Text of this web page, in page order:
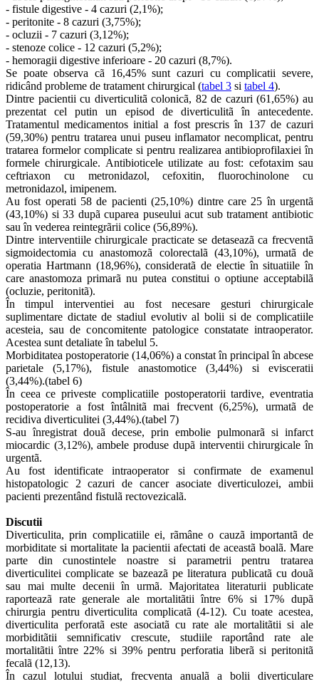
- fistule digestive - 4 cazuri (2,1%);
- peritonite - 8 cazuri (3,75%);
- ocluzii - 7 cazuri (3,12%);
- stenoze colice - 12 cazuri (5,2%);
- hemoragii digestive inferioare - 20 cazuri (8,7%).
Se poate observa cã 16,45% sunt cazuri cu complicatii severe,
ridicând probleme de tratament chirurgical (tabel 3 si tabel 4).
Dintre pacientii cu diverticulitã colonicã, 82 de cazuri (61,65%) au
prezentat cel putin un episod de diverticulitã în antecedente.
Tratamentul medicamentos initial a fost prescris în 137 de cazuri
(59,30%) pentru tratarea unui puseu inflamator necomplicat, pentru
tratarea formelor complicate si pentru realizarea antibioprofilaxiei în
formele chirurgicale. Antibioticele utilizate au fost: cefotaxim sau
ceftriaxon cu metronidazol, cefoxitin, fluorochinolone cu
metronidazol, imipenem.
Au fost operati 58 de pacienti (25,10%) dintre care 25 în urgentã
(43,10%) si 33 dupã cuparea puseului acut sub tratament antibiotic
sau în vederea reintegrãrii colice (56,89%).
Dintre interventiile chirurgicale practicate se detaseazã ca frecventã
sigmoidectomia cu anastomozã colorectalã (43,10%), urmatã de
operatia Hartmann (18,96%), consideratã de electie în situatiile în
care anastomoza primarã nu putea constitui o optiune acceptabilã
(ocluzie, peritonitã).
În timpul interventiei au fost necesare gesturi chirurgicale
suplimentare dictate de stadiul evolutiv al bolii si de complicatiile
acesteia, sau de concomitente patologice constatate intraoperator.
Acestea sunt detaliate în tabelul 5.
Morbiditatea postoperatorie (14,06%) a constat în principal în abcese
parietale (5,17%), fistule anastomotice (3,44%) si evisceratii
(3,44%).(tabel 6)
În ceea ce priveste complicatiile postoperatorii tardive, eventratia
postoperatorie a fost întâlnitã mai frecvent (6,25%), urmatã de
recidiva diverticulitei (3,44%).(tabel 7)
S-au înregistrat douã decese, prin embolie pulmonarã si infarct
miocardic (3,12%), ambele produse dupã interventii chirurgicale în
urgentã.
Au fost identificate intraoperator si confirmate de examenul
histopatologic 2 cazuri de cancer asociate diverticulozei, ambii
pacienti prezentând fistulã rectovezicalã.
Discutii
Diverticulita, prin complicatiile ei, rãmâne o cauzã importantã de
morbiditate si mortalitate la pacientii afectati de aceastã boalã. Mare
parte din cunostintele noastre si parametrii pentru tratarea
diverticulitei complicate se bazeazã pe literatura publicatã cu douã
sau mai multe decenii în urmã. Majoritatea literaturii publicate
raporteazã rate generale ale mortalitãtii între 6% si 17% dupã
chirurgia pentru diverticulita complicatã (4-12). Cu toate acestea,
diverticulita perforatã este asociatã cu rate ale mortalitãtii si ale
morbiditãtii semnificativ crescute, studiile raportând rate ale
mortalitãtii între 22% si 39% pentru perforatia liberã si peritonitã
fecalã (12,13).
În cazul lotului studiat, frecventa anualã a bolii diverticulare